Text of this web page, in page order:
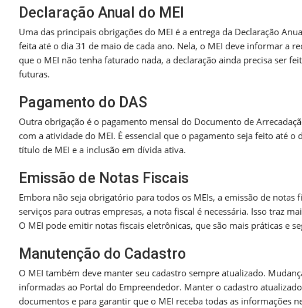
Declaração Anual do MEI
Uma das principais obrigações do MEI é a entrega da Declaração
feita até o dia 31 de maio de cada ano. Nela, o MEI deve informar a
que o MEI não tenha faturado nada, a declaração ainda precisa ser
futuras.
Pagamento do DAS
Outra obrigação é o pagamento mensal do Documento de
com a atividade do MEI. É essencial que o pagamento seja feito até
título de MEI e a inclusão em dívida ativa.
Emissão de Notas Fiscais
Embora não seja obrigatório para todos os MEIs, a emissão de
serviços para outras empresas, a nota fiscal é necessária. Isso traz
O MEI pode emitir notas fiscais eletrônicas, que são mais práticas e
Manutenção do Cadastro
O MEI também deve manter seu cadastro sempre atualizado.
informadas ao Portal do Empreendedor. Manter o cadastro
documentos e para garantir que o MEI receba todas as informações